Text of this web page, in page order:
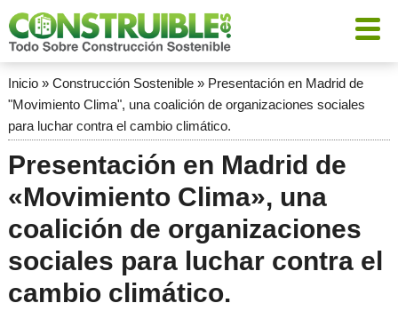
Inicio» Construcción Sostenible» Presentación en Madrid de
"Movimiento Clima", una coalición de organizaciones sociales
para luchar contra el cambio climático.
Presentación en Madrid de
«Movimiento Clima», una
coalición de organizaciones
sociales para luchar contra el
cambio climático.